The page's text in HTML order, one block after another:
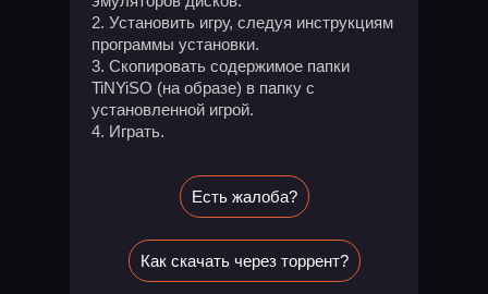
Установить игру, следуя инструкциям
программы установки.
Скопировать содержимое папки
TiNYiSO (на образе) в папку с
установленной игрой.
Играть.
Есть жалоба?
Как скачать через торрент?